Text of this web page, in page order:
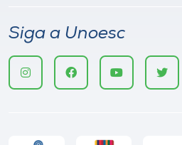
Siga a Unoesc